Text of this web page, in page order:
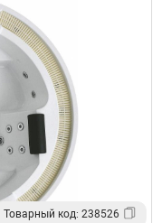
Товарный код: 238526